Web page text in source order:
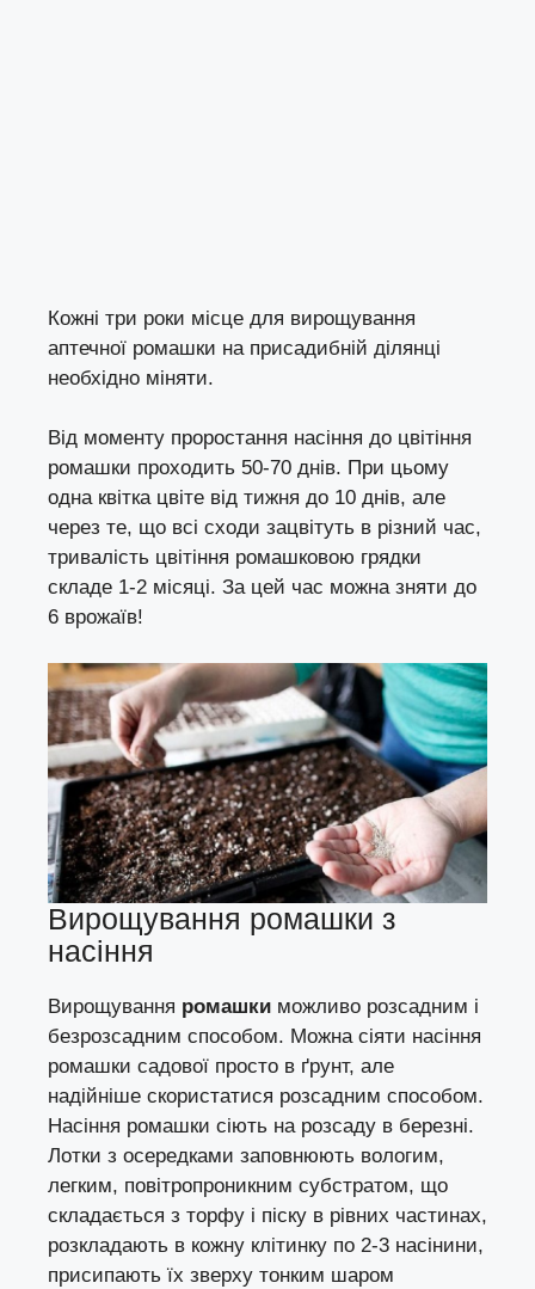
Кожні три роки місце для вирощування
аптечної ромашки на присадибній ділянці
необхідно міняти.
Від моменту проростання насіння до цвітіння
ромашки проходить 50-70 днів. При цьому
одна квітка цвіте від тижня до 10 днів, але
через те, що всі сходи зацвітуть в різний час,
тривалість цвітіння ромашковою грядки
складе 1-2 місяці. За цей час можна зняти до
6 врожаїв!
Вирощування ромашки з
насіння
Вирощування ромашки можливо розсадним і
безрозсадним способом. Можна сіяти насіння
ромашки садової просто в ґрунт, але
надійніше скористатися розсадним способом.
Насіння ромашки сіють на розсаду в березні.
Лотки з осередками заповнюють вологим,
легким, повітропроникним субстратом, що
складається з торфу і піску в рівних частинах,
розкладають в кожну клітинку по 2-3 насінини,
присипають їх зверху тонким шаром